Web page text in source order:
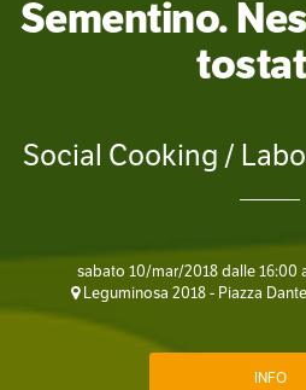
Sementino.
Social Cooking /
sabato 10/mar/2018 dalle 16:00
Leguminosa 2018 - Piazza
INFO